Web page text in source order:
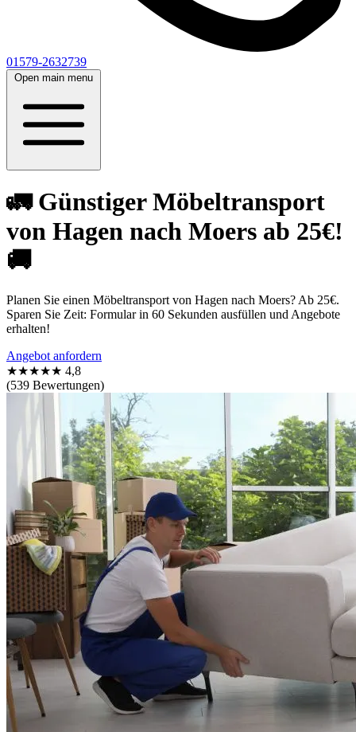
01579-2632739
Open main menu
🚛 Günstiger Möbeltransport
von Hagen nach Moers ab 25€!
🚚
Planen Sie einen Möbeltransport von Hagen nach Moers? Ab 25€.
Sparen Sie Zeit: Formular in 60 Sekunden ausfüllen und Angebote
erhalten!
Angebot anfordern
★★★★★ 4,8
(539 Bewertungen)